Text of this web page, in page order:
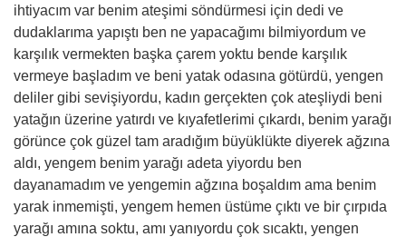
ihtiyacım var benim ateşimi söndürmesi için dedi ve
dudaklarıma yapıştı ben ne yapacağımı bilmiyordum ve
karşılık vermekten başka çarem yoktu bende karşılık
vermeye başladım ve beni yatak odasına götürdü, yengen
deliler gibi sevişiyordu, kadın gerçekten çok ateşliydi beni
yatağın üzerine yatırdı ve kıyafetlerimi çıkardı, benim yarağı
görünce çok güzel tam aradığım büyüklükte diyerek ağzına
aldı, yengem benim yarağı adeta yiyordu ben
dayanamadım ve yengemin ağzına boşaldım ama benim
yarak inmemişti, yengem hemen üstüme çıktı ve bir çırpıda
yarağı amına soktu, amı yanıyordu çok sıcaktı, yengen